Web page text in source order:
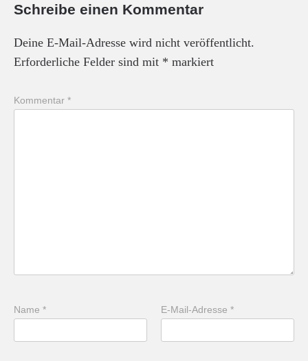
Schreibe einen Kommentar
Deine E-Mail-Adresse wird nicht veröffentlicht.
Erforderliche Felder sind mit * markiert
Kommentar *
Name * E-Mail-Adresse*